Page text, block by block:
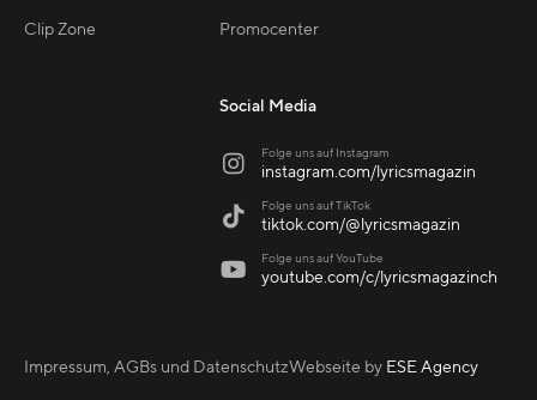
Clip Zone
Promocenter
Social Media
 Folge uns auf Instagram
instagram.com/lyricsmagazin
 Folge uns auf TikTok
tiktok.com/@lyricsmagazin
 Folge uns auf YouTube
youtube.com/c/lyricsmagazinch
Impressum, AGBs und DatenschutzWebseite by ESE Agency